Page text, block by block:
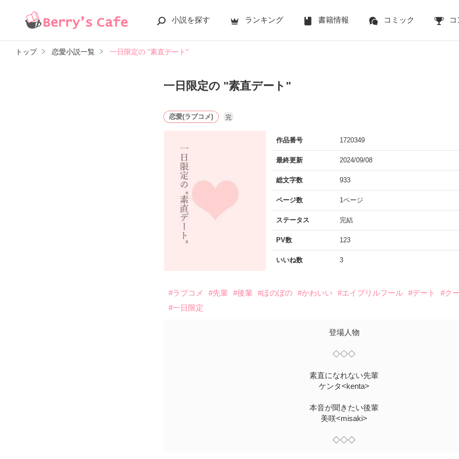
小説を探す ランキング 書籍情報 コミック
トップ 恋愛小説一覧 一日限定の "素直デート"
一日限定の "素直デート"
恋愛(ラブコメ) 完
作品番号 1720349
最終更新 2024/09/08
総文字数 933
ページ数 1ページ
ステータス 完結
PV数 123
いいね数 3
#ラブコメ #先輩 #後輩 #ほのぼの #かわいい #エイプリルフール #デート
#ク
#一日限定
登場人物
◇◇◇
素直になれない先輩
ケンタ<kenta>
本音が聞きたい後輩
美咲<misaki>
◇◇◇